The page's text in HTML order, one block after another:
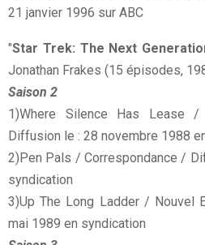
21 janvier 1996 sur ABC
"Star Trek: The Next
Jonathan Frakes (15 épisodes,
Saison 2
1)Where Silence Has Lease
Diffusion le : 28 novembre 1988
2)Pen Pals / Correspondance /
syndication
3)Up The Long Ladder / Nouvel
mai 1989 en syndication